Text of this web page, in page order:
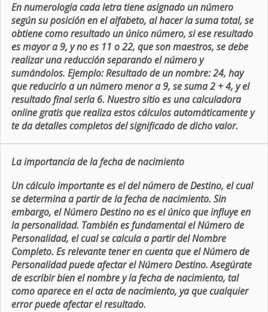
En numerologia cada letra tiene asignado un número
según su posición en el alfabeto, al hacer la suma total, se
obtiene como resultado un único número, si ese resultado
es mayor a 9, y no es 11 o 22, que son maestros, se debe
realizar una reducción separando el número y
sumándolos. Ejemplo: Resultado de un nombre: 24, hay
que reducirlo a un número menor a 9, se suma 2 + 4, y el
resultado final sería 6. Nuestro sitio es una calculadora
online gratis que realiza estos cálculos automáticamente y
te da detalles completos del significado de dicho valor.
La importancia de la fecha de nacimiento
Un cálculo importante es el del número de Destino, el cual
se determina a partir de la fecha de nacimiento. Sin
embargo, el Número Destino no es el único que influye en
la personalidad. También es fundamental el Número de
Personalidad, el cual se calcula a partir del Nombre
Completo. Es relevante tener en cuenta que el Número de
Personalidad puede afectar el Número Destino. Asegúrate
de escribir bien el nombre y la fecha de nacimiento, tal
como aparece en el acta de nacimiento, ya que cualquier
error puede afectar el resultado.